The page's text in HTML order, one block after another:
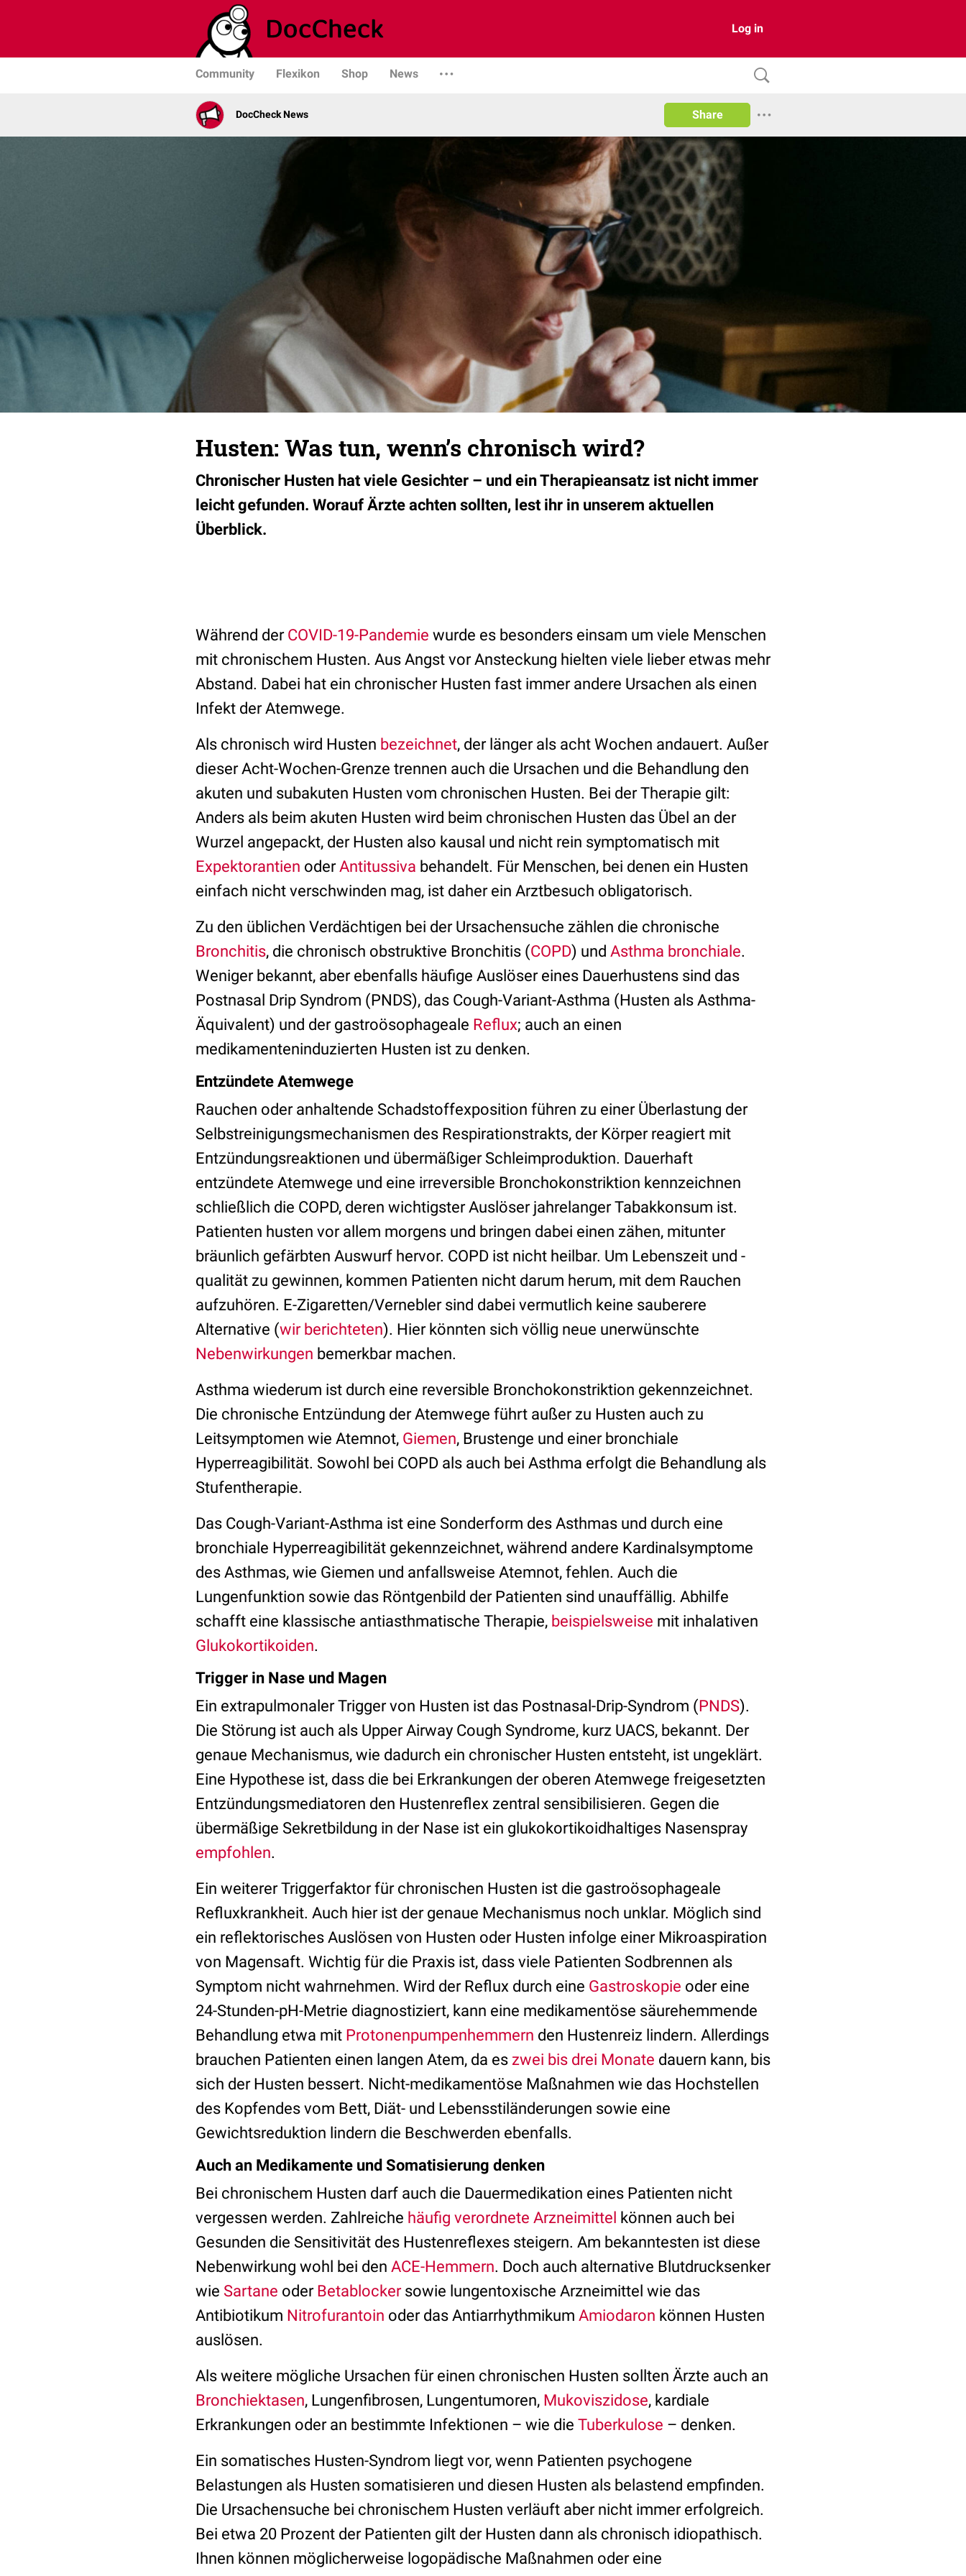
Log in
Community Flexikon Shop News
DocCheck News Share
Husten: Was tun, wenn’s chronisch wird?
Chronischer Husten hat viele Gesichter – und ein Therapieansatz ist nicht immer
leicht gefunden. Worauf Ärzte achten sollten, lest ihr in unserem aktuellen
Überblick.
Während der COVID-19-Pandemie wurde es besonders einsam um viele Menschen
mit chronischem Husten. Aus Angst vor Ansteckung hielten viele lieber etwas mehr
Abstand. Dabei hat ein chronischer Husten fast immer andere Ursachen als einen
Infekt der Atemwege.
Als chronisch wird Husten bezeichnet, der länger als acht Wochen andauert. Außer
dieser Acht-Wochen-Grenze trennen auch die Ursachen und die Behandlung den
akuten und subakuten Husten vom chronischen Husten. Bei der Therapie gilt:
Anders als beim akuten Husten wird beim chronischen Husten das Übel an der
Wurzel angepackt, der Husten also kausal und nicht rein symptomatisch mit
Expektorantien oderAntitussiva behandelt. Für Menschen, bei denen ein Husten
einfach nicht verschwinden mag, ist daher ein Arztbesuch obligatorisch.
Zu den üblichen Verdächtigen bei der Ursachensuche zählen die chronische
Bronchitis, die chronisch obstruktive Bronchitis (COPD) und Asthma bronchiale.
Weniger bekannt, aber ebenfalls häufige Auslöser eines Dauerhustens sind das
Postnasal Drip Syndrom (PNDS), das Cough-Variant-Asthma (Husten als Asthma-
Äquivalent) und der gastroösophageale Reflux; auch an einen
medikamenteninduzierten Husten ist zu denken.
Entzündete Atemwege
Rauchen oder anhaltende Schadstoffexposition führen zu einer Überlastung der
Selbstreinigungsmechanismen des Respirationstrakts, der Körper reagiert mit
Entzündungsreaktionen und übermäßiger Schleimproduktion. Dauerhaft
entzündete Atemwege und eine irreversible Bronchokonstriktion kennzeichnen
schließlich die COPD, deren wichtigster Auslöser jahrelanger Tabakkonsum ist.
Patienten husten vor allem morgens und bringen dabei einen zähen, mitunter
bräunlich gefärbten Auswurf hervor. COPD ist nicht heilbar. Um Lebenszeit und -
qualität zu gewinnen, kommen Patienten nicht darum herum, mit dem Rauchen
aufzuhören. E-Zigaretten/Vernebler sind dabei vermutlich keine sauberere
Alternative (wir berichteten). Hier könnten sich völlig neue unerwünschte
Nebenwirkungen bemerkbar machen.
Asthma wiederum ist durch eine reversible Bronchokonstriktion gekennzeichnet.
Die chronische Entzündung der Atemwege führt außer zu Husten auch zu
Leitsymptomen wie Atemnot, Giemen, Brustenge und einer bronchiale
Hyperreagibilität. Sowohl bei COPD als auch bei Asthma erfolgt die Behandlung als
Stufentherapie.
Das Cough-Variant-Asthma ist eine Sonderform des Asthmas und durch eine
bronchiale Hyperreagibilität gekennzeichnet, während andere Kardinalsymptome
des Asthmas, wie Giemen und anfallsweise Atemnot, fehlen. Auch die
Lungenfunktion sowie das Röntgenbild der Patienten sind unauffällig. Abhilfe
schafft eine klassische antiasthmatische Therapie, beispielsweise mit inhalativen
Glukokortikoiden.
Trigger in Nase und Magen
Ein extrapulmonaler Trigger von Husten ist das Postnasal-Drip-Syndrom (PNDS).
Die Störung ist auch als Upper Airway Cough Syndrome, kurz UACS, bekannt. Der
genaue Mechanismus, wie dadurch ein chronischer Husten entsteht, ist ungeklärt.
Eine Hypothese ist, dass die bei Erkrankungen der oberen Atemwege freigesetzten
Entzündungsmediatoren den Hustenreflex zentral sensibilisieren. Gegen die
übermäßige Sekretbildung in der Nase ist ein glukokortikoidhaltiges Nasenspray
empfohlen.
Ein weiterer Triggerfaktor für chronischen Husten ist die gastroösophageale
Refluxkrankheit. Auch hier ist der genaue Mechanismus noch unklar. Möglich sind
ein reflektorisches Auslösen von Husten oder Husten infolge einer Mikroaspiration
von Magensaft. Wichtig für die Praxis ist, dass viele Patienten Sodbrennen als
Symptom nicht wahrnehmen. Wird der Reflux durch eine Gastroskopie oder eine
24-Stunden-pH-Metrie diagnostiziert, kann eine medikamentöse säurehemmende
Behandlung etwa mit Protonenpumpenhemmern den Hustenreiz lindern. Allerdings
brauchen Patienten einen langen Atem, da es zwei bis drei Monate dauern kann, bis
sich der Husten bessert. Nicht-medikamentöse Maßnahmen wie das Hochstellen
des Kopfendes vom Bett, Diät- und Lebensstiländerungen sowie eine
Gewichtsreduktion lindern die Beschwerden ebenfalls.
Auch an Medikamente und Somatisierung denken
Bei chronischem Husten darf auch die Dauermedikation eines Patienten nicht
vergessen werden. Zahlreiche häufig verordnete Arzneimittel können auch bei
Gesunden die Sensitivität des Hustenreflexes steigern. Am bekanntesten ist diese
Nebenwirkung wohl bei den ACE-Hemmern. Doch auch alternative Blutdrucksenker
wie Sartane oder Betablockersowie lungentoxische Arzneimittel wie das
Antibiotikum Nitrofurantoin oder das Antiarrhythmikum Amiodaron können Husten
auslösen.
Als weitere mögliche Ursachen für einen chronischen Husten sollten Ärzte auch an
Bronchiektasen, Lungenfibrosen, Lungentumoren, Mukoviszidose, kardiale
Erkrankungen oder an bestimmte Infektionen – wie die Tuberkulose – denken.
Ein somatisches Husten-Syndrom liegt vor, wenn Patienten psychogene
Belastungen als Husten somatisieren und diesen Husten als belastend empfinden.
Die Ursachensuche bei chronischem Husten verläuft aber nicht immer erfolgreich.
Bei etwa 20 Prozent der Patienten gilt der Husten dann als chronisch idiopathisch.
Ihnen können möglicherweise logopädische Maßnahmen oder eine